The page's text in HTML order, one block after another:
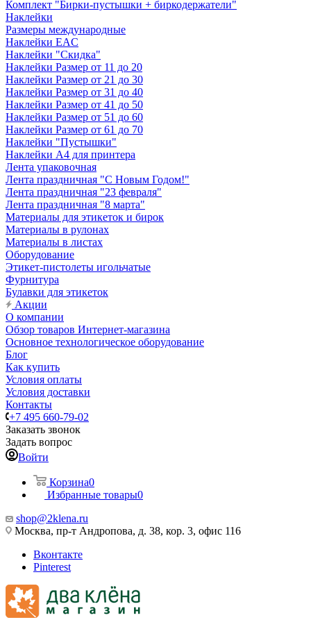
Комплект "Бирки-пустышки + биркодержатели"
Наклейки
Размеры международные
Наклейки EAC
Наклейки "Скидка"
Наклейки Размер от 11 до 20
Наклейки Размер от 21 до 30
Наклейки Размер от 31 до 40
Наклейки Размер от 41 до 50
Наклейки Размер от 51 до 60
Наклейки Размер от 61 до 70
Наклейки "Пустышки"
Наклейки А4 для принтера
Лента упаковочная
Лента праздничная "С Новым Годом!"
Лента праздничная "23 февраля"
Лента праздничная "8 марта"
Материалы для этикеток и бирок
Материалы в рулонах
Материалы в листах
Оборудование
Этикет-пистолеты игольчатые
Фурнитура
Булавки для этикеток
Акции
О компании
Обзор товаров Интернет-магазина
Основное технологическое оборудование
Блог
Как купить
Условия оплаты
Условия доставки
Контакты
+7 495 660-79-02
Заказать звонок
Задать вопрос
Войти
Корзина0
Избранные товары0
shop@2klena.ru
Москва, пр-т Андропова, д. 38, кор. 3, офис 116
Вконтакте
Pinterest